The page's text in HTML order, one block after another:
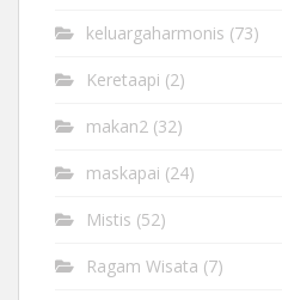
keluargaharmonis (73)
Keretaapi (2)
makan2 (32)
maskapai (24)
Mistis (52)
Ragam Wisata (7)